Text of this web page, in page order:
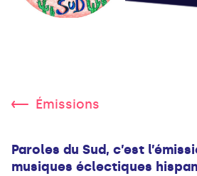
Émissions
Paroles du Sud, c’est
musiques éclectiques